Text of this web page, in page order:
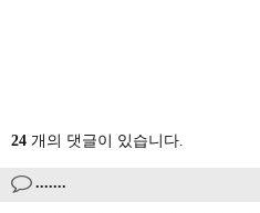
24 개의 댓글이 있습니다.
.......